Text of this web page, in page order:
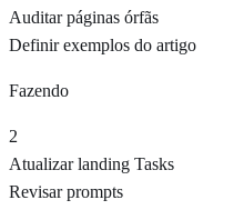
Auditar páginas órfãs
Definir exemplos do artigo
Fazendo
2
Atualizar landing Tasks
Revisar prompts